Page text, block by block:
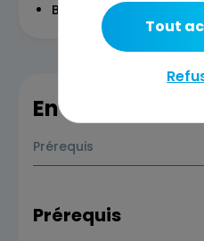
Boîtes à outils
En savoir plus
Prérequis
Prérequis
Tout